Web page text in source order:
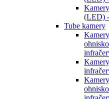
(LED)
Tube kamery